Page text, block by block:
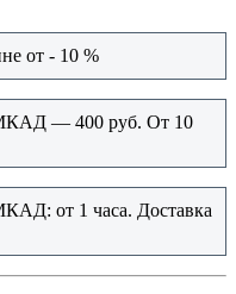
от - 10 %
МКАД — 400 руб. От 10
от 1 часа. Доставка